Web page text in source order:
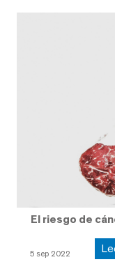
El riesgo de
5 sep 2022